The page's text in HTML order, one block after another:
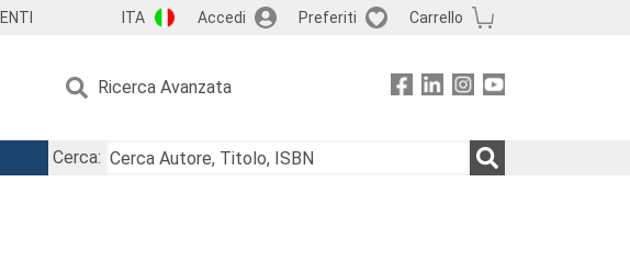
ITA Accedi Preferiti Carrello
Ricerca Avanzata
Cerca: